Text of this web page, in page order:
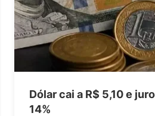
Dólar cai a R$ 5,10 e
14%